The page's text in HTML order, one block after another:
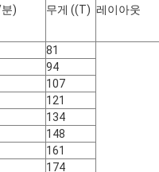
) 무게 ((T) 레이아웃
81
94
107
121
134
148
161
174